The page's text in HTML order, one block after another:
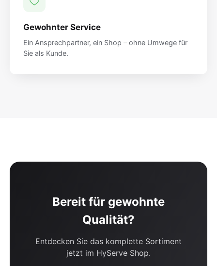
Gewohnter Service
Ein Ansprechpartner, ein Shop – ohne Umwege für
Sie als Kunde.
Bereit für gewohnte
Qualität?
Entdecken Sie das komplette Sortiment
jetzt im HyServe Shop.